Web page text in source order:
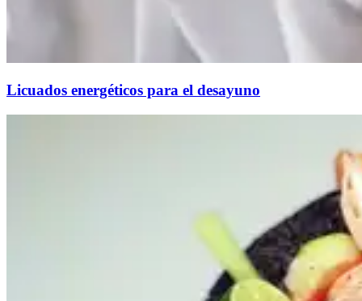
Licuados energéticos para el desayuno